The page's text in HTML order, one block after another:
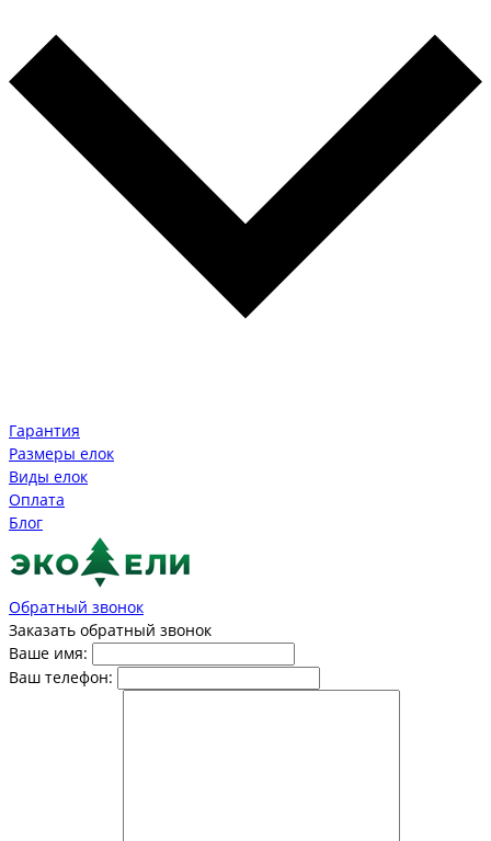
Гарантия
Размеры елок
Виды елок
Оплата
Блог
Обратный звонок
Заказать обратный звонок
Ваше имя:
Ваш телефон: